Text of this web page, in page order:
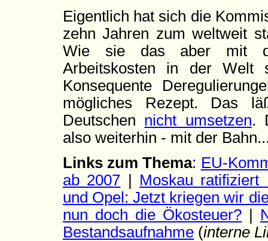
Eigentlich hat sich die
zehn Jahren zum weltweit
Wie sie das aber mit
Arbeitskosten in der Welt
Konsequente
mögliches Rezept. Das
Deutschen nicht umsetzen.
also weiterhin - mit der
Links zum Thema: EU-
ab 2007
Moskau ratifiziert
und Opel: Jetzt kriegen wir
nun doch die Ökosteuer?
Bestandsaufnahme (interne